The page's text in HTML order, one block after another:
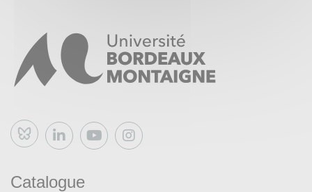
Bluesky
Catalogue